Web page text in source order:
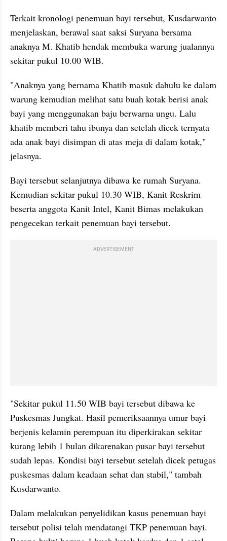
Terkait kronologi penemuan bayi tersebut, Kusdarwanto
menjelaskan, berawal saat saksi Suryana bersama
anaknya M. Khatib hendak membuka warung jualannya
sekitar pukul 10.00 WIB.
"Anaknya yang bernama Khatib masuk dahulu ke dalam
warung kemudian melihat satu buah kotak berisi anak
bayi yang menggunakan baju berwarna ungu. Lalu
khatib memberi tahu ibunya dan setelah dicek ternyata
ada anak bayi disimpan di atas meja di dalam kotak,"
jelasnya.
Bayi tersebut selanjutnya dibawa ke rumah Suryana.
Kemudian sekitar pukul 10.30 WIB, Kanit Reskrim
beserta anggota Kanit Intel, Kanit Bimas melakukan
pengecekan terkait penemuan bayi tersebut.
ADVERTISEMENT
"Sekitar pukul 11.50 WIB bayi tersebut dibawa ke
Puskesmas Jungkat. Hasil pemeriksaannya umur bayi
berjenis kelamin perempuan itu diperkirakan sekitar
kurang lebih 1 bulan dikarenakan pusar bayi tersebut
sudah lepas. Kondisi bayi tersebut setelah dicek petugas
puskesmas dalam keadaan sehat dan stabil," tambah
Kusdarwanto.
Dalam melakukan penyelidikan kasus penemuan bayi
tersebut polisi telah mendatangi TKP penemuan bayi.